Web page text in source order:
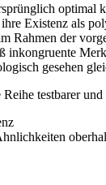
optimal
Existenz als
Rahmen der
inkongruente
gesehen
testbarer